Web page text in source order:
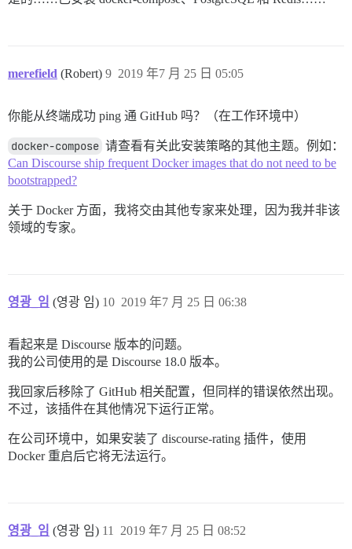
merefield (Robert) 2019 年7 月 25 日 05:05
9
你能从终端成功 ping 通 GitHub 吗？（在工作环境中）
docker-compose 请查看有关此安装策略的其他主题。例如：
Can Discourse ship frequent Docker images that do not need to be
bootstrapped?
关于 Docker 方面，我将交由其他专家来处理，因为我并非该
领域的专家。
영광_임 (영광 임) 2019 年7 月 25 日 06:38
10
看起来是 Discourse 版本的问题。
我的公司使用的是 Discourse 18.0 版本。
我回家后移除了 GitHub 相关配置，但同样的错误依然出现。
不过，该插件在其他情况下运行正常。
在公司环境中，如果安装了 discourse-rating 插件，使用
Docker 重启后它将无法运行。
영광_임 (영광 임) 2019 年7 月 25 日 08:52
11